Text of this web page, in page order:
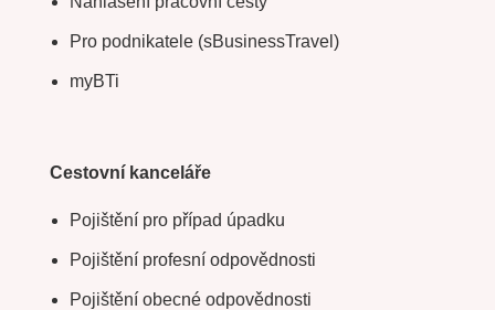
Pro podnikatele (sBusinessTravel)
myBTi
Cestovní kanceláře
Pojištění pro případ úpadku
Pojištění profesní odpovědnosti
Pojištění obecné odpovědnosti